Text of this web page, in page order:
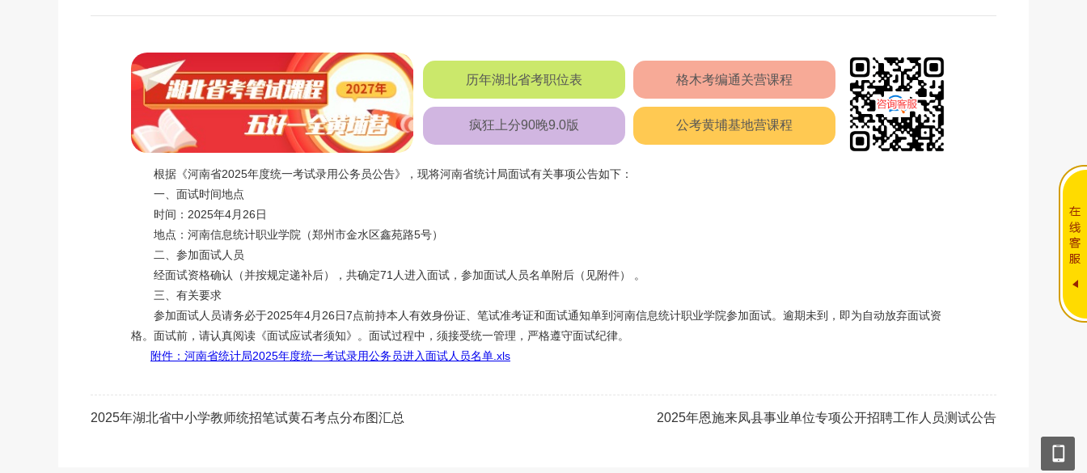
历年湖北省考职位表 格木考编通关营课程
疯狂上分90晚9.0版 公考黄埔基地营课程
根据《河南省2025年度统一考试录用公务员公告》，现将河南省统计局面试有关事项公告如下：
一、面试时间地点
时间：2025年4月26日
地点：河南信息统计职业学院（郑州市金水区鑫苑路5号）
二、参加面试人员
经面试资格确认（并按规定递补后），共确定71人进入面试，参加面试人员名单附后（见附件） 。
三、有关要求
参加面试人员请务必于2025年4月26日7点前持本人有效身份证、笔试准考证和面试通知单到河南信息统计职业学院参加面试。逾期未到，即为自动放弃面试资
格。面试前，请认真阅读《面试应试者须知》。面试过程中，须接受统一管理，严格遵守面试纪律。
附件：河南省统计局2025年度统一考试录用公务员进入面试人员名单.xls
2025年湖北省中小学教师统招笔试黄石考点分布图汇总 2025年恩施来凤县事业单位专项公开招聘工作人员测试公告